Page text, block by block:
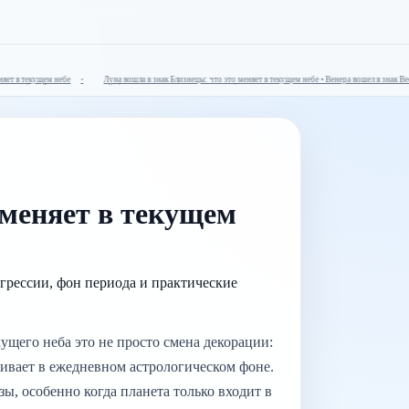
в текущем небе
Луна вошла в знак Близнецы: что это меняет в текущем небе • Венера вошел в знак
небе • Луна вошла в знак Рыбы: что это меняет в текущем небе
в текущем
фон периода и практические
неба это не просто смена декорации:
в ежедневном астрологическом фоне.
особенно когда планета только входит в